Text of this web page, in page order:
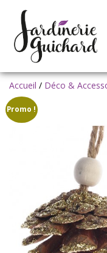
Accueil / Déco &
Promo !